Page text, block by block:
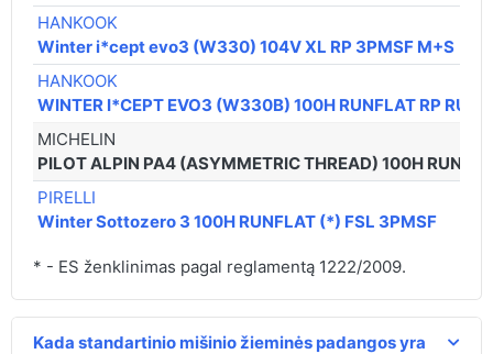
HANKOOK
Winter i*cept evo3 (W330) 104V XL RP 3PMSF M+S
HANKOOK
WINTER I*CEPT EVO3 (W330B) 100H RUNFLAT RP
MICHELIN
PILOT ALPIN PA4 (ASYMMETRIC THREAD) 100H
PIRELLI
Winter Sottozero 3 100H RUNFLAT (*) FSL 3PMSF
* - ES ženklinimas pagal reglamentą 1222/2009.
Kada standartinio mišinio žieminės padangos yra